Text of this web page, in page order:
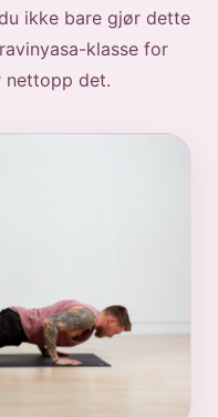
ikke bare gjør dette
klasse for
nettopp det.